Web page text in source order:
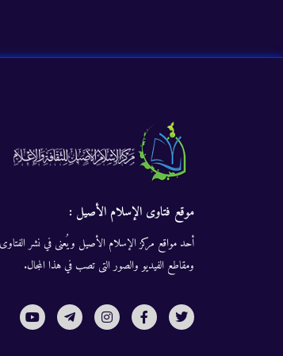
موقع فتاوى الإسلام الأصيل :
أحد مواقع مركز الإسلام الأصيل ويُعنى في نشر الفتاوى
ومقاطع الفيديو والصور التى تصب في هذا المجال.